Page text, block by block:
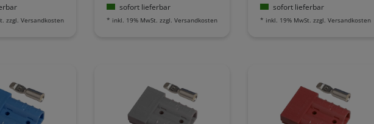
zzgl. Versandkosten
sofort lieferbar
* inkl. 19% MwSt. zzgl. Versandkosten
sofort lieferbar
* inkl. 19% MwSt. zzgl. Versandkosten